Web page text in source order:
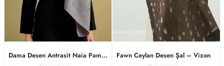
Dama Desen Antrasit Naia Pamuk Şal 70×200Fawn Ceylan Desen Şal – Vizon